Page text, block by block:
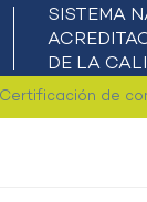
Certificación de